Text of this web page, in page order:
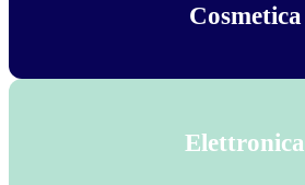
Cosmetica
Elettronica